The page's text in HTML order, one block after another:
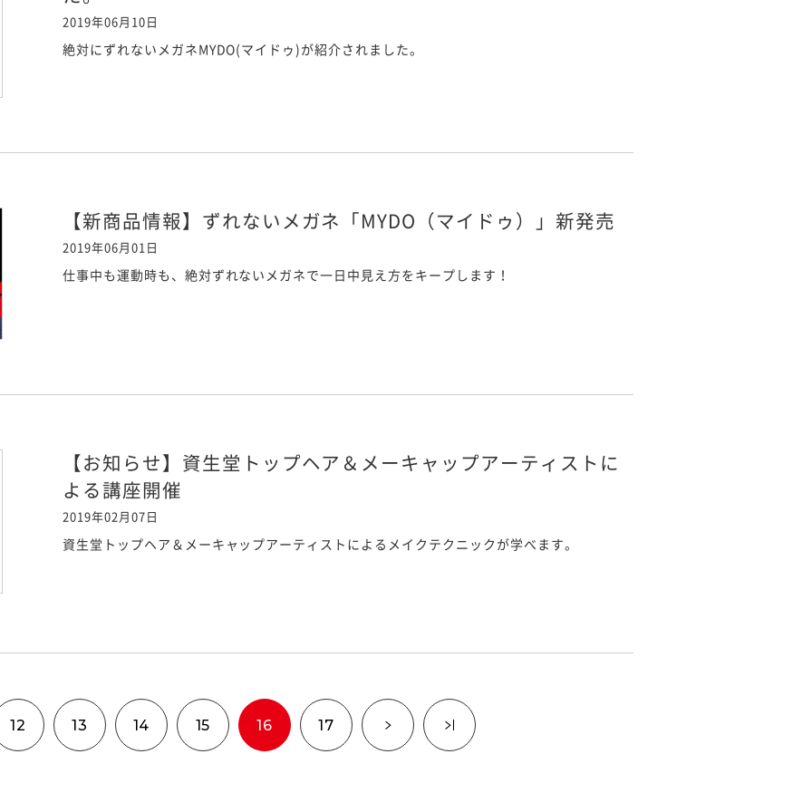
2019年06月10日
絶対にずれないメガネMYDO(マイドゥ)が紹介されました。
2019年06月01日
【新商品情報】ずれないメガネ「MYDO（マイドゥ）」新発売
仕事中も運動時も、絶対ずれないメガネで一日中見え方をキープします！
2019年02月07日
【お知らせ】資生堂トップヘア＆メーキャップアーティストに
よる講座開催
資生堂トップヘア＆メーキャップアーティストによるメイクテクニックが学べます。
12 13 14 15 16 17